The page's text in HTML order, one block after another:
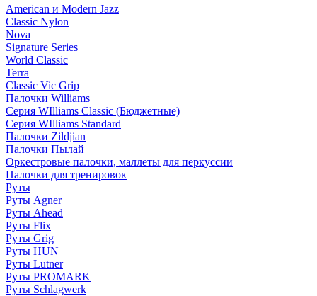
American и Modern Jazz
Classic Nylon
Nova
Signature Series
World Classic
Terra
Classic Vic Grip
Палочки Williams
Серия WIlliams Classic (Бюджетные)
Серия WIlliams Standard
Палочки Zildjian
Палочки Пылай
Оркестровые палочки, маллеты для перкуссии
Палочки для тренировок
Руты
Руты Agner
Руты Ahead
Руты Flix
Руты Grig
Руты HUN
Руты Lutner
Руты PROMARK
Руты Schlagwerk